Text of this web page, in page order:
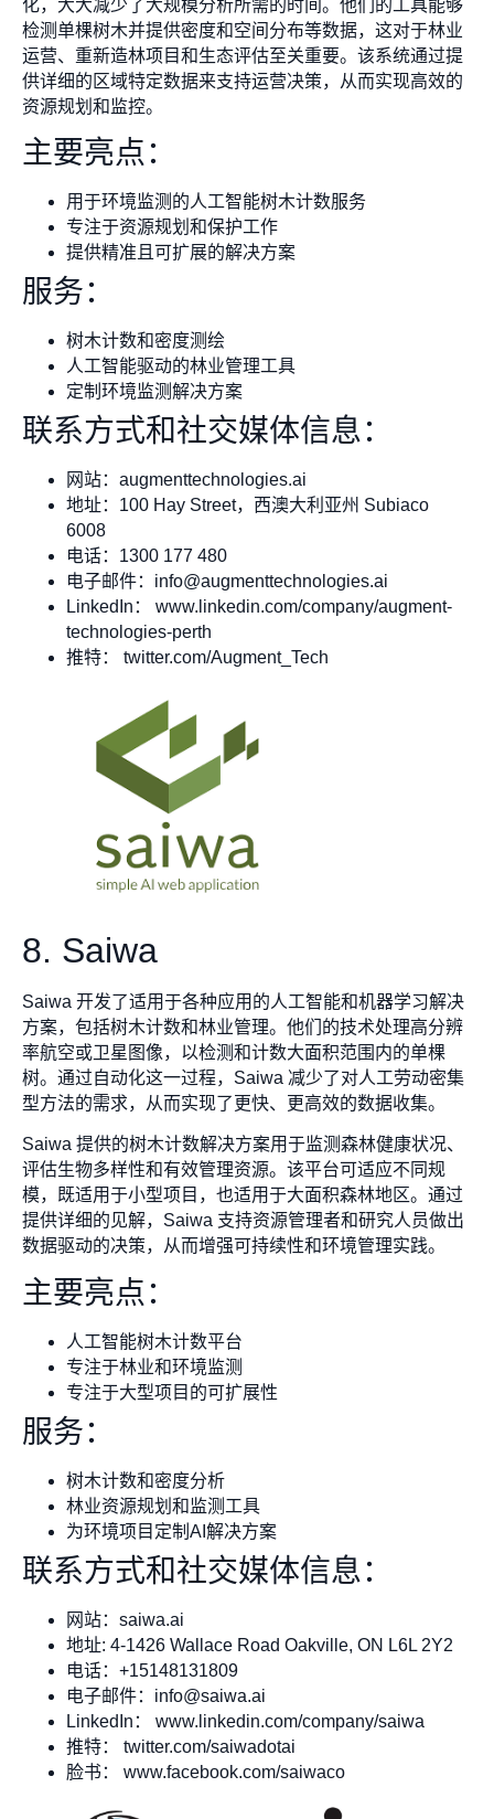
化，大大减少了大规模分析所需的时间。他们的工具能够
检测单棵树木并提供密度和空间分布等数据，这对于林业
运营、重新造林项目和生态评估至关重要。该系统通过提
供详细的区域特定数据来支持运营决策，从而实现高效的
资源规划和监控。
主要亮点：
用于环境监测的人工智能树木计数服务
专注于资源规划和保护工作
提供精准且可扩展的解决方案
服务：
树木计数和密度测绘
人工智能驱动的林业管理工具
定制环境监测解决方案
联系方式和社交媒体信息：
网站：augmenttechnologies.ai
地址：100 Hay Street，西澳大利亚州 Subiaco
6008
电话：1300 177 480
电子邮件： info@augmenttechnologies.ai
LinkedIn： www.linkedin.com/company/augment-
technologies-perth
推特： twitter.com/Augment_Tech
8. Saiwa
Saiwa 开发了适用于各种应用的人工智能和机器学习解决
方案，包括树木计数和林业管理。他们的技术处理高分辨
率航空或卫星图像，以检测和计数大面积范围内的单棵
树。通过自动化这一过程，Saiwa 减少了对人工劳动密集
型方法的需求，从而实现了更快、更高效的数据收集。
Saiwa 提供的树木计数解决方案用于监测森林健康状况、
评估生物多样性和有效管理资源。该平台可适应不同规
模，既适用于小型项目，也适用于大面积森林地区。通过
提供详细的见解，Saiwa 支持资源管理者和研究人员做出
数据驱动的决策，从而增强可持续性和环境管理实践。
主要亮点：
人工智能树木计数平台
专注于林业和环境监测
专注于大型项目的可扩展性
服务：
树木计数和密度分析
林业资源规划和监测工具
为环境项目定制AI解决方案
联系方式和社交媒体信息：
网站：saiwa.ai
地址: 4-1426 Wallace Road Oakville, ON L6L 2Y2
电话：+15148131809
电子邮件： info@saiwa.ai
LinkedIn： www.linkedin.com/company/saiwa
推特： twitter.com/saiwadotai
脸书： www.facebook.com/saiwaco